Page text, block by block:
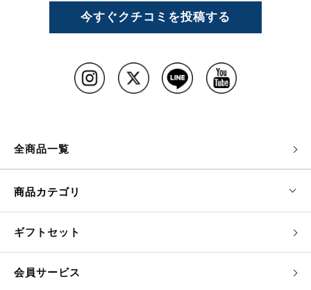
今すぐクチコミを投稿する
全商品一覧
商品カテゴリ
ギフトセット
会員サービス